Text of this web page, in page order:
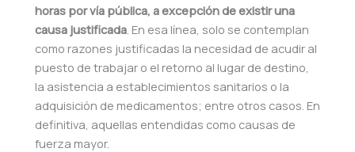
horas por vía pública, a excepción de existir una
causa justificada . En esa línea, solo se contemplan
como razones justificadas la necesidad de acudir al
puesto de trabajar o el retorno al lugar de destino,
la asistencia a establecimientos sanitarios o la
adquisición de medicamentos; entre otros casos. En
definitiva, aquellas entendidas como causas de
fuerza mayor.